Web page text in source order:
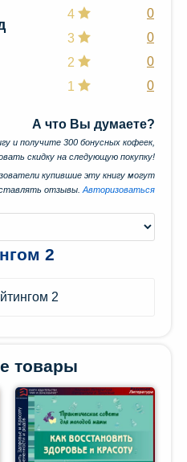
4
0
3
0
2
0
1
0
А что Вы думаете?
и получите 300 бонусных кофеек,
скидку на следующую покупку!
купившие эту книгу могут
отзывы. Авторизоваться
2
2
товары